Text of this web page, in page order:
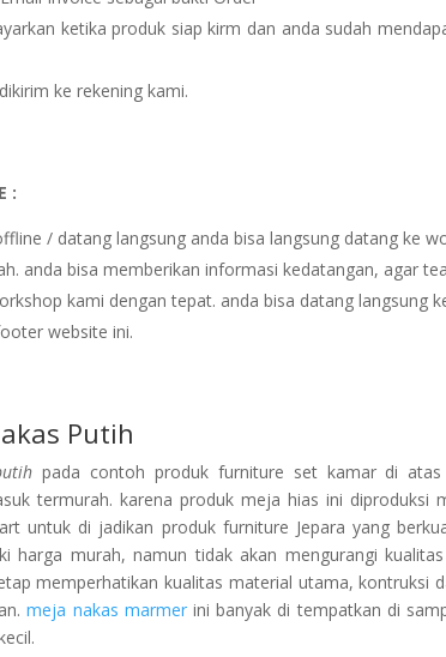
ketika produk siap kirm dan anda sudah
ke rekening kami.
:
/ datang langsung anda bisa langsung datang ke
anda bisa memberikan informasi kedatangan, agar
kami dengan tepat. anda bisa datang langsung
website ini.
Putih
pada contoh produk furniture set kamar di
termurah. karena produk meja hias ini diproduksi
untuk di jadikan produk furniture Jepara yang
harga murah, namun tidak akan mengurangi
memperhatikan kualitas material utama, kontruksi
meja nakas marmerini banyak di tempatkan di